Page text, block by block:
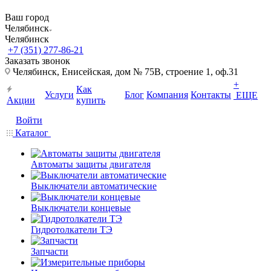
Ваш город
Челябинск
Челябинск
+7 (351) 277-86-21
Заказать звонок
Челябинск, Енисейская, дом № 75В, строение 1, оф.31
Акции
Услуги
Как
купить
Блог Компания Контакты
+
ЕЩЕ
Войти
Каталог
Автоматы защиты двигателя
Выключатели автоматические
Выключатели концевые
Гидротолкатели ТЭ
Запчасти